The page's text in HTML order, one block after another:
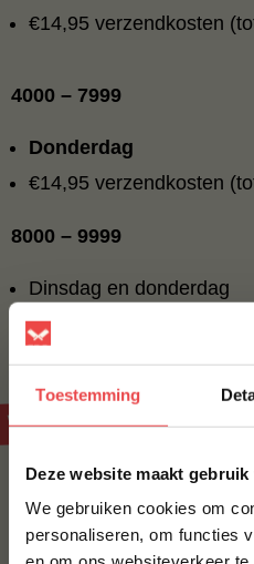
Toestemming
Deze website maakt
We gebruiken cookies om
personaliseren, om functies
€14,95 verzendkosten
4000 – 7999
Donderdag
€14,95 verzendkosten
8000 – 9999
Dinsdag en donderdag
€14,95 verzendkosten
Wat betekend dit
U kiest het BBQ-moment
Wij zorgen dat het vlees
Geen stress over koeling